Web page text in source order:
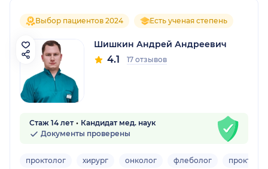
Выбор пациентов 2024 Есть ученая степень
Шишкин Андрей Андреевич
4.1 17 отзывов
Стаж 14 лет
Кандидат мед. наук
Документы проверены
проктолог хирург онколог флеболог